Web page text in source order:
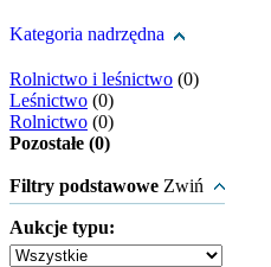
Kategoria nadrzędna
Rolnictwo i leśnictwo (0)
Leśnictwo (0)
Rolnictwo (0)
Pozostałe (0)
Filtry podstawowe Zwiń
Aukcje typu: